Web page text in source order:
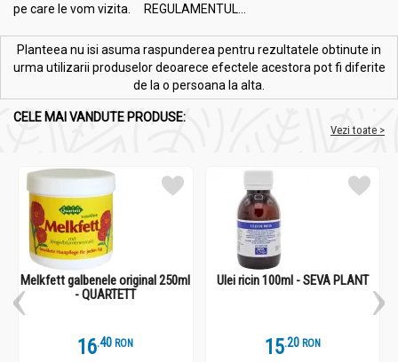
pe care le vom vizita. REGULAMENTUL...
Planteea nu isi asuma raspunderea pentru rezultatele obtinute in
urma utilizarii produselor deoarece efectele acestora pot fi diferite
de la o persoana la alta.
CELE MAI VANDUTE PRODUSE:
Vezi toate >
Melkfett galbenele original 250ml
- QUARTETT
16.4 RON
Ulei ricin 100ml - SEVA PLANT
15.2 RON